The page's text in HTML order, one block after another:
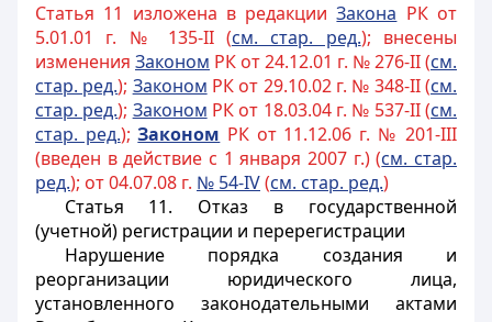
Статья 11 изложена в редакцииЗакона РК от
5.01.01 г. № 135-II (см. стар. ред.); внесены
изменения Законом РК от 24.12.01 г. № 276-II (см.
стар. ред.); Законом РК от 29.10.02 г. № 348-II (см.
стар. ред.); Законом РК от 18.03.04 г. № 537-II (см.
стар. ред.);Законом РК от 11.12.06 г. № 201-III
(введен в действие с 1 января 2007 г.) (см. стар.
ред.); от 04.07.08 г. № 54-IV(см. стар. ред.)
Статья 11. Отказ в государственной
(учетной) регистрации и перерегистрации
Нарушение порядка создания и
реорганизации юридического лица,
установленного законодательными актами